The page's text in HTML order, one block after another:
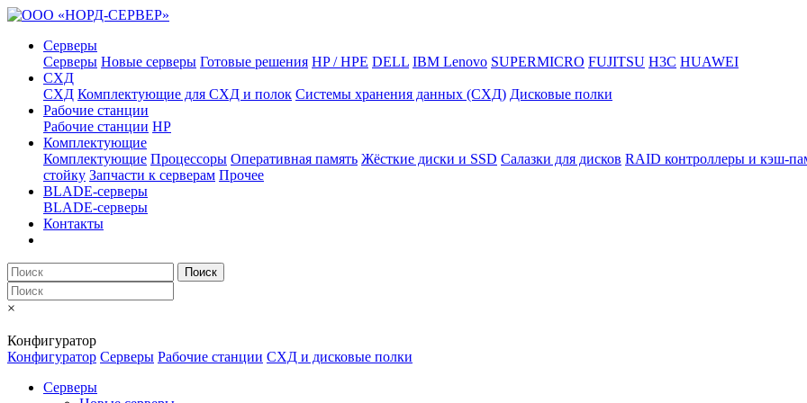
Серверы
Серверы Новые серверы Готовые решения HP / HPE DELL IBM Lenovo SUPERMICRO FUJITSU H3C HUAWEI
СХД
СХД Комплектующие для СХД и полок Системы хранения данных (СХД) Дисковые полки
Рабочие станции
Рабочие станции HP
Комплектующие
Комплектующие Процессоры Оперативная память Жёсткие диски и SSD Салазки для дисков RAID контроллеры и кэш-
стойку Запчасти к серверам Прочее
BLADE-серверы
BLADE-серверы
Контакты
Поиск
×
Конфигуратор
Конфигуратор Серверы Рабочие станции СХД и дисковые полки
Серверы